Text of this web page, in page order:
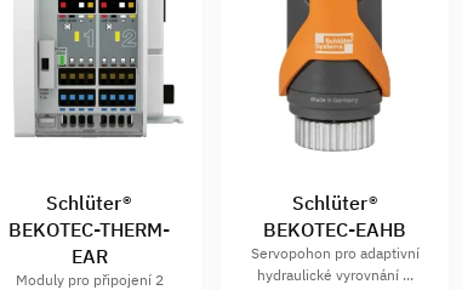
Schlüter®
BEKOTEC-THERM-
EAR
Moduly pro připojení 2
Schlüter®
BEKOTEC-EAHB
Servopohon pro adaptivní
hydraulické vyrovnání ...